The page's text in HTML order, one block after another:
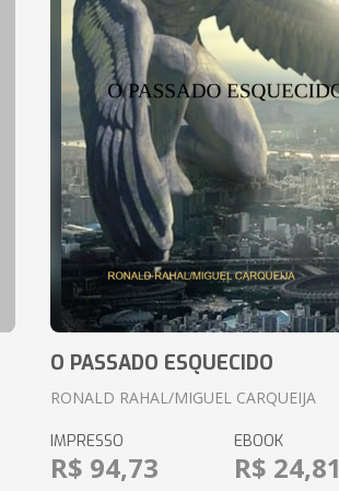
O PASSADO ESQUECIDO
RONALD RAHAL/MIGUEL CARQUEIJA
IMPRESSO
R$ 94,73
EBOOK
R$ 24,81